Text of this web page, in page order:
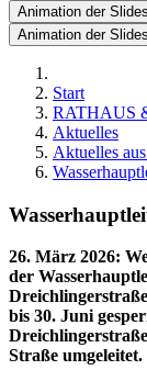
Animation der
Animation der
Start
RATHAUS
Aktuelles
Aktuelles
26. März 2026:
der
bis 30. Juni
Straße umgeleitet.